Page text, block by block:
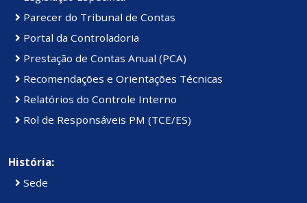
Parecer do Tribunal de Contas
Portal da Controladoria
Prestação de Contas Anual (PCA)
Recomendações e Orientações Técnicas
Relatórios do Controle Interno
Rol de Responsáveis PM (TCE/ES)
História:
Sede